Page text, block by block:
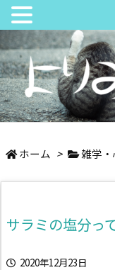
日々の中でちょっと
ホーム > 雑学
サラミの塩分っ
2020年12月23日